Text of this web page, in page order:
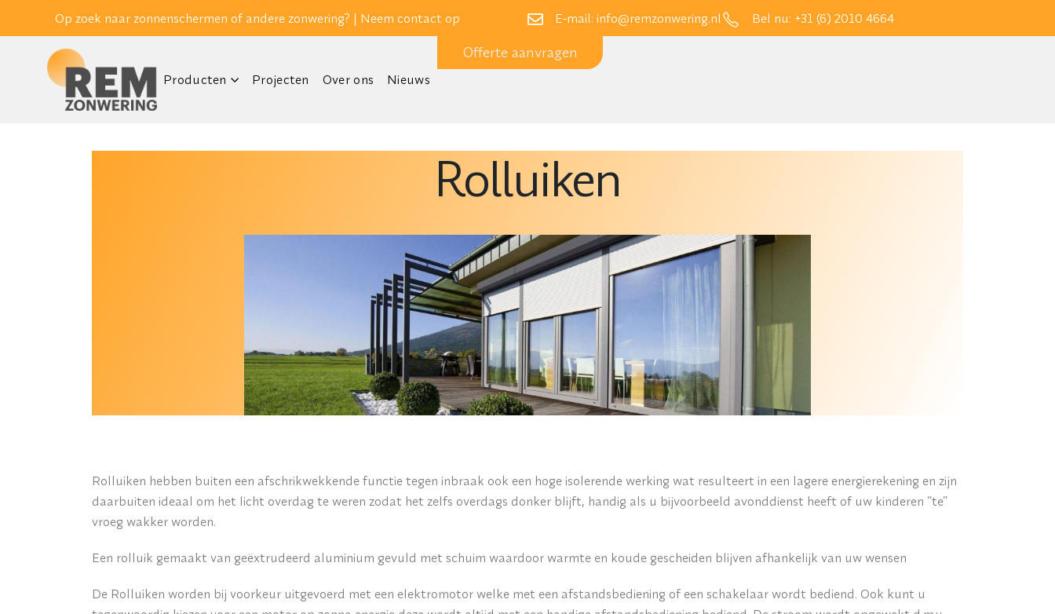
Op zoek naar zonnenschermen of andere zonwering? | Neem contact op E-mail: info@remzonwering.nl Bel nu: +31 (6) 2010 4664
Producten Projecten Over ons Nieuws
Offerte aanvragen
Rolluiken
Rolluiken hebben buiten een afschrikwekkende functie tegen inbraak ook een hoge isolerende werking wat resulteert in een lagere energierekening en zijn
daarbuiten ideaal om het licht overdag te weren zodat het zelfs overdags donker blijft, handig als u bijvoorbeeld avonddienst heeft of uw kinderen “te”
vroeg wakker worden.
Een rolluik gemaakt van geëxtrudeerd aluminium gevuld met schuim waardoor warmte en koude gescheiden blijven afhankelijk van uw wensen
De Rolluiken worden bij voorkeur uitgevoerd met een elektromotor welke met een afstandsbediening of een schakelaar wordt bediend. Ook kunt u